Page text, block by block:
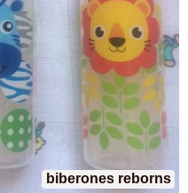
biberones reborns